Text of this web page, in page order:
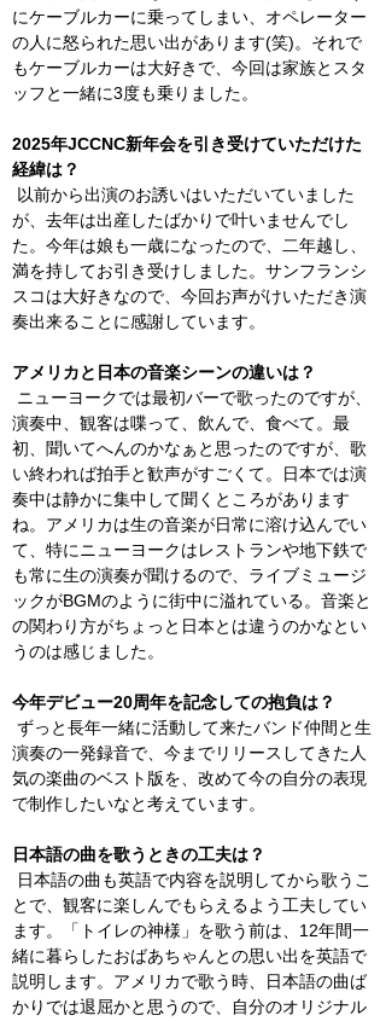
にケーブルカーに乗ってしまい、オペレーター
の人に怒られた思い出があります(笑)。それで
もケーブルカーは大好きで、今回は家族とスタ
ッフと一緒に3度も乗りました。
2025年JCCNC新年会を引き受けていただけた
経緯は？
以前から出演のお誘いはいただいていました
が、去年は出産したばかりで叶いませんでし
た。今年は娘も一歳になったので、二年越し、
満を持してお引き受けしました。サンフランシ
スコは大好きなので、今回お声がけいただき演
奏出来ることに感謝しています。
アメリカと日本の音楽シーンの違いは？
ニューヨークでは最初バーで歌ったのですが、
演奏中、観客は喋って、飲んで、食べて。最
初、聞いてへんのかなぁと思ったのですが、歌
い終われば拍手と歓声がすごくて。日本では演
奏中は静かに集中して聞くところがあります
ね。アメリカは生の音楽が日常に溶け込んでい
て、特にニューヨークはレストランや地下鉄で
も常に生の演奏が聞けるので、ライブミュージ
ックがBGMのように街中に溢れている。音楽と
の関わり方がちょっと日本とは違うのかなとい
うのは感じました。
今年デビュー20周年を記念しての抱負は？
ずっと長年一緒に活動して来たバンド仲間と生
演奏の一発録音で、今までリリースしてきた人
気の楽曲のベスト版を、改めて今の自分の表現
で制作したいなと考えています。
日本語の曲を歌うときの工夫は？
日本語の曲も英語で内容を説明してから歌うこ
とで、観客に楽しんでもらえるよう工夫してい
ます。「トイレの神様」を歌う前は、12年間一
緒に暮らしたおばあちゃんとの思い出を英語で
説明します。アメリカで歌う時、日本語の曲ば
かりでは退屈かと思うので、自分のオリジナル